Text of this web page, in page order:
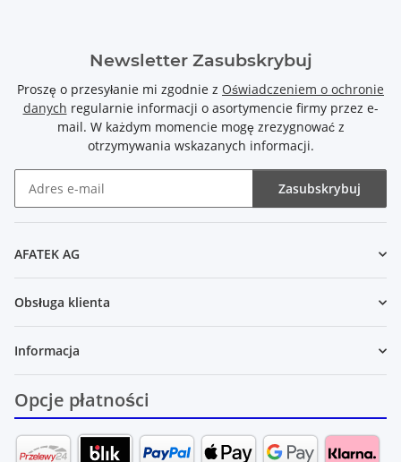
Newsletter Zasubskrybuj
Proszę o przesyłanie mi zgodnie z Oświadczeniem o ochronie
danych regularnie informacji o asortymencie firmy przez e-
mail. W każdym momencie mogę zrezygnować z
otrzymywania wskazanych informacji.
Zasubskrybuj
AFATEK AG
Obsługa klienta
Informacja
Opcje płatności